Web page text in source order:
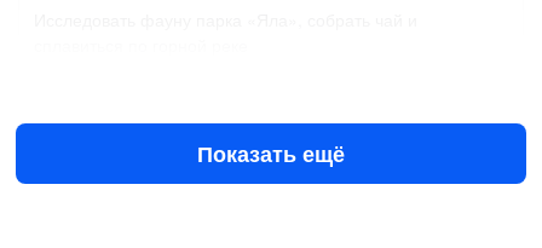
150 500 ₽за человека
Показать ещё